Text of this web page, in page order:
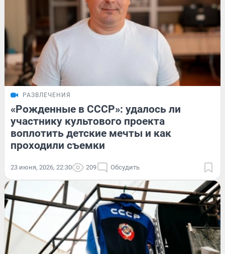
РАЗВЛЕЧЕНИЯ
«Рожденные в СССР»: удалось ли
участнику культового проекта
воплотить детские мечты и как
проходили съемки
23 июня, 2026, 22:30 209 Обсудить